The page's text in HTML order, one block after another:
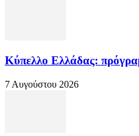
Κύπελλο Ελλάδας:
7 Αυγούστου 2026